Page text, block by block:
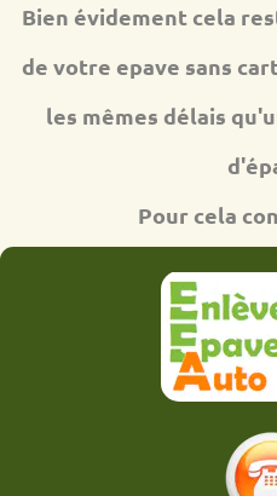
Bien évidement cela
de votre epave sans
les mêmes délais
Pour cela